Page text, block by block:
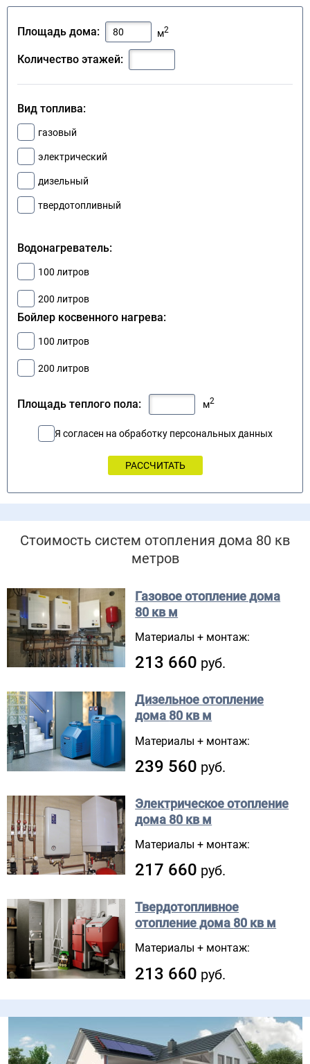
Площадь дома: м2
Количество этажей:
Вид топлива:
газовый
электрический
дизельный
твердотопливный
Водонагреватель:
100 литров
200 литров
Бойлер косвенного нагрева:
100 литров
200 литров
Площадь теплого пола: м2
Я согласен на обработку персональных данных
Стоимость систем отопления дома 80 кв
метров
Газовое отопление дома
80 кв м
Материалы + монтаж:
213 660 руб.
Дизельное отопление
дома 80 кв м
Материалы + монтаж:
239 560 руб.
Электрическое отопление
дома 80 кв м
Материалы + монтаж:
217 660 руб.
Твердотопливное
отопление дома 80 кв м
Материалы + монтаж:
213 660 руб.